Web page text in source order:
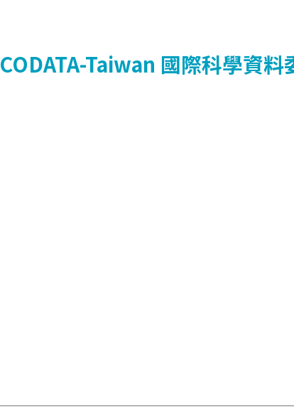
CODATA-Taiwan 國際科學資料